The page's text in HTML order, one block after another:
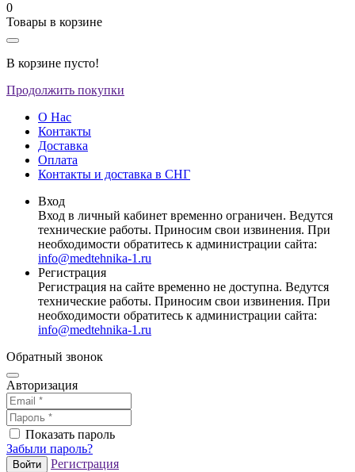
0
Товары в корзине
В корзине пусто!
Продолжить покупки
О Нас
Контакты
Доставка
Оплата
Контакты и доставка в СНГ
Вход
Вход в личный кабинет временно ограничен. Ведутся
технические работы. Приносим свои извинения. При
необходимости обратитесь к администрации сайта:
info@medtehnika-1.ru
Регистрация
Регистрация на сайте временно не доступна. Ведутся
технические работы. Приносим свои извинения. При
необходимости обратитесь к администрации сайта:
info@medtehnika-1.ru
Обратный звонок
Авторизация
Показать пароль
Забыли пароль?
Войти Регистрация